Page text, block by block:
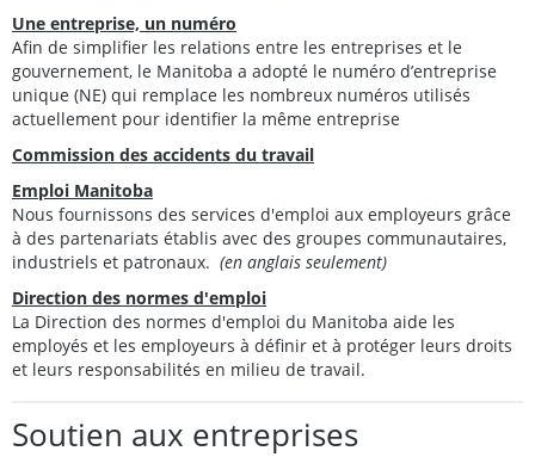
Une entreprise, un numéro
Afin de simplifier les relations entre les entreprises et le
gouvernement, le Manitoba a adopté le numéro d’entreprise
unique (NE) qui remplace les nombreux numéros utilisés
actuellement pour identifier la même entreprise
Commission des accidents du travail
Emploi Manitoba
Nous fournissons des services d'emploi aux employeurs grâce
à des partenariats établis avec des groupes communautaires,
industriels et patronaux. (en anglais seulement)
Direction des normes d'emploi
La Direction des normes d'emploi du Manitoba aide les
employés et les employeurs à définir et à protéger leurs droits
et leurs responsabilités en milieu de travail.
Soutien aux entreprises